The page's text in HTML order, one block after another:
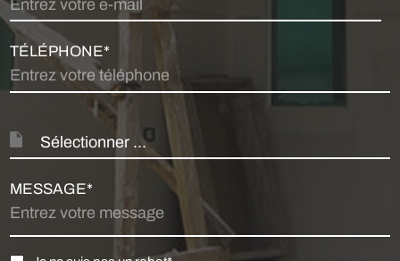
TÉLÉPHONE*
Sélectionner ...
MESSAGE*